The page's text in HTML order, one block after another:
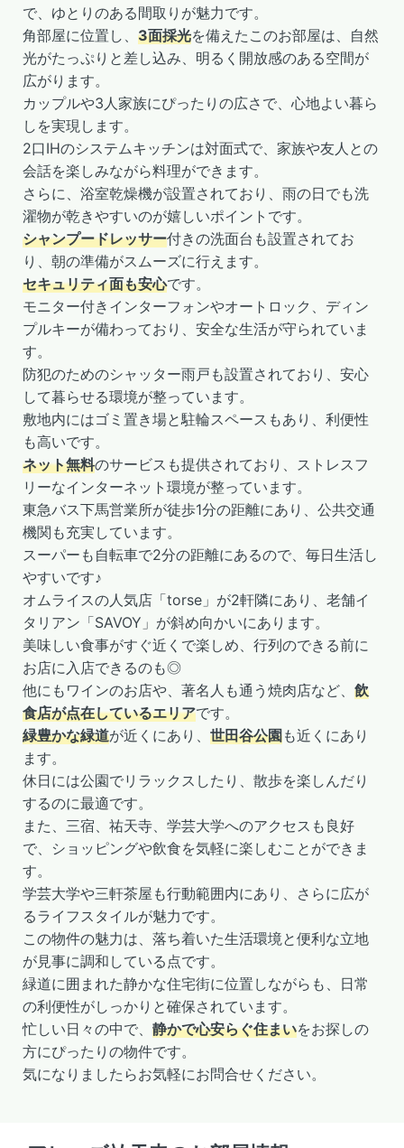
で、ゆとりのある間取りが魅力です。
角部屋に位置し、 3面採光を備えたこのお部屋は、自然
光がたっぷりと差し込み、明るく開放感のある空間が
広がります。
カップルや3人家族にぴったりの広さで、心地よい暮ら
しを実現します。
2口IHのシステムキッチンは対面式で、家族や友人との
会話を楽しみながら料理ができます。
さらに、浴室乾燥機が設置されており、雨の日でも洗
濯物が乾きやすいのが嬉しいポイントです。
シャンプードレッサー付きの洗面台も設置されてお
り、朝の準備がスムーズに行えます。
セキュリティ面も安心です。
モニター付きインターフォンやオートロック、ディン
プルキーが備わっており、安全な生活が守られていま
す。
防犯のためのシャッター雨戸も設置されており、安心
して暮らせる環境が整っています。
敷地内にはゴミ置き場と駐輪スペースもあり、利便性
も高いです。
ネット無料のサービスも提供されており、ストレスフ
リーなインターネット環境が整っています。
東急バス下馬営業所が徒歩1分の距離にあり、公共交通
機関も充実しています。
スーパーも自転車で2分の距離にあるので、毎日生活し
やすいです♪
オムライスの人気店「torse」が2軒隣にあり、老舗イ
タリアン「SAVOY」が斜め向かいにあります。
美味しい食事がすぐ近くで楽しめ、行列のできる前に
お店に入店できるのも◎
他にもワインのお店や、著名人も通う焼肉店など、 飲
食店が点在しているエリアです。
緑豊かな緑道が近くにあり、 世田谷公園も近くにあり
ます。
休日には公園でリラックスしたり、散歩を楽しんだり
するのに最適です。
また、三宿、祐天寺、学芸大学へのアクセスも良好
で、ショッピングや飲食を気軽に楽しむことができま
す。
学芸大学や三軒茶屋も行動範囲内にあり、さらに広が
るライフスタイルが魅力です。
この物件の魅力は、落ち着いた生活環境と便利な立地
が見事に調和している点です。
緑道に囲まれた静かな住宅街に位置しながらも、日常
の利便性がしっかりと確保されています。
忙しい日々の中で、 静かで心安らぐ住まいをお探しの
方にぴったりの物件です。
気になりましたらお気軽にお問合せください。